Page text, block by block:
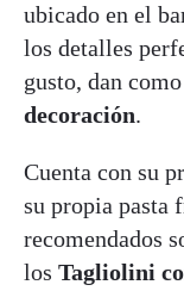
ubicado en el
los detalles
gusto, dan
decoración.
Cuenta con su
su propia pasta
recomendados
los Tagliolini